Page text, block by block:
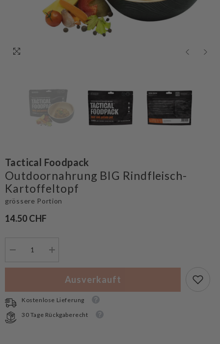
Tactical Foodpack
Outdoornahrung BIG Rindfleisch-
Kartoffeltopf
grössere Portion
14.50 CHF
für
Outdoornahrung
BIG
Rindfleisch-
Kartoffeltopf
Menge
für
Tactical
Foodpack
Outdoornahrung
BIG
Rindfleisch-
Kartoffeltopf
Ausverkauft
Kostenlose Lieferung
30 Tage Rückgaberecht